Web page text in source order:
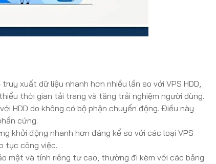
xuất dữ liệu nhanh hơn nhiều lần so với VPS HDD,
thời gian tải trang và tăng trải nghiệm người dùng.
HDD do không có bộ phận chuyển động. Điều này
cứng.
khởi động nhanh hơn đáng kể so với các loại VPS
tục công việc.
mật và tính riêng tư cao, thường đi kèm với các bảng